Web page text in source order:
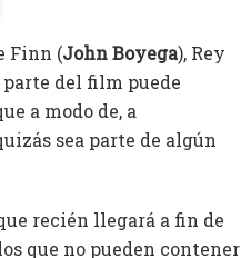
Finn (John Boyega), Rey
parte del film puede
a modo de, a
sea parte de algún
recién llegará a fin de
que no pueden contener